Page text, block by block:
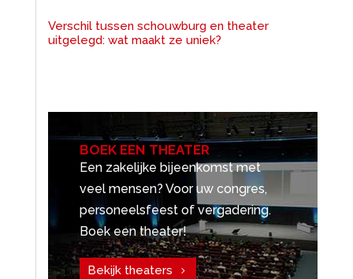
Verschil tussen schouwburg en theater
uitgelegd: wat maakt ze uniek?
BOEK EEN THEATER
Een zakelijke bijeenkomst met
veel mensen? Voor uw congres,
personeelsfeest of vergadering.
Boek een theater!
Bekijk theaters